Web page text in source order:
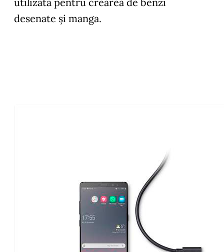
desenate și manga.